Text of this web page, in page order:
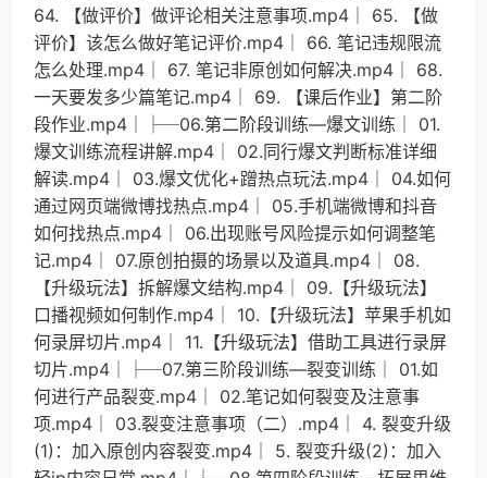
64. 【做评价】做评论相关注意事项.mp4│ 65. 【做
评价】该怎么做好笔记评价.mp4│ 66. 笔记违规限流
怎么处理.mp4│ 67. 笔记非原创如何解决.mp4│ 68.
一天要发多少篇笔记.mp4│ 69. 【课后作业】第二阶
段作业.mp4│├─06.第二阶段训练—爆文训练│ 01.
爆文训练流程讲解.mp4│ 02.同行爆文判断标准详细
解读.mp4│ 03.爆文优化+蹭热点玩法.mp4│ 04.如何
通过网页端微博找热点.mp4│ 05.手机端微博和抖音
如何找热点.mp4│ 06.出现账号风险提示如何调整笔
记.mp4│ 07.原创拍摄的场景以及道具.mp4│ 08.
【升级玩法】拆解爆文结构.mp4│ 09.【升级玩法】
口播视频如何制作.mp4│ 10.【升级玩法】苹果手机如
何录屏切片.mp4│ 11.【升级玩法】借助工具进行录屏
切片.mp4│├─07.第三阶段训练—裂变训练│ 01.如
何进行产品裂变.mp4│ 02.笔记如何裂变及注意事
项.mp4│ 03.裂变注意事项（二）.mp4│ 4. 裂变升级
(1)：加入原创内容裂变.mp4│ 5. 裂变升级(2)：加入